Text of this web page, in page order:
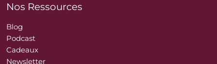
Nos Ressources
Blog
Podcast
Cadeaux
Newsletter